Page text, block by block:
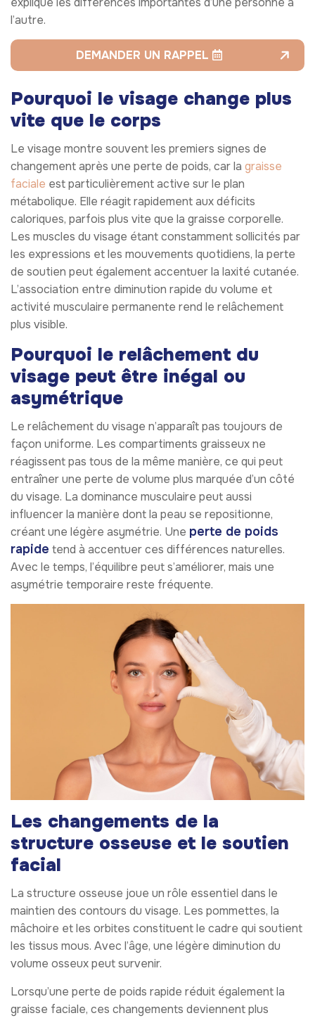
l’autre.
DEMANDER UN RAPPEL
Pourquoi le visage change plus
vite que le corps
Le visage montre souvent les premiers signes de
changement après une perte de poids, car la graisse
faciale est particulièrement active sur le plan
métabolique. Elle réagit rapidement aux déficits
caloriques, parfois plus vite que la graisse corporelle.
Les muscles du visage étant constamment sollicités par
les expressions et les mouvements quotidiens, la perte
de soutien peut également accentuer la laxité cutanée.
L’association entre diminution rapide du volume et
activité musculaire permanente rend le relâchement
plus visible.
Pourquoi le relâchement du
visage peut être inégal ou
asymétrique
Le relâchement du visage n’apparaît pas toujours de
façon uniforme. Les compartiments graisseux ne
réagissent pas tous de la même manière, ce qui peut
entraîner une perte de volume plus marquée d’un côté
du visage. La dominance musculaire peut aussi
influencer la manière dont la peau se repositionne,
créant une légère asymétrie. Une perte de poids
rapide tend à accentuer ces différences naturelles.
Avec le temps, l’équilibre peut s’améliorer, mais une
asymétrie temporaire reste fréquente.
Les changements de la
structure osseuse et le soutien
facial
La structure osseuse joue un rôle essentiel dans le
maintien des contours du visage. Les pommettes, la
mâchoire et les orbites constituent le cadre qui soutient
les tissus mous. Avec l’âge, une légère diminution du
volume osseux peut survenir.
Lorsqu’une perte de poids rapide réduit également la
graisse faciale, ces changements deviennent plus